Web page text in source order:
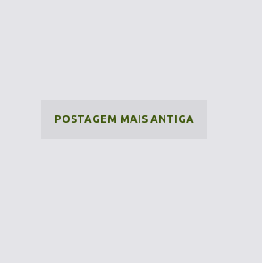
POSTAGEM MAIS ANTIGA